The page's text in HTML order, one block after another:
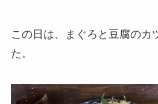
この日は、まぐろと豆腐のカ
た。